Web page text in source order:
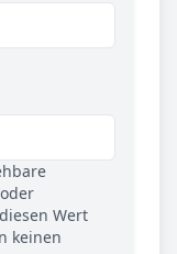
Wert
keinen